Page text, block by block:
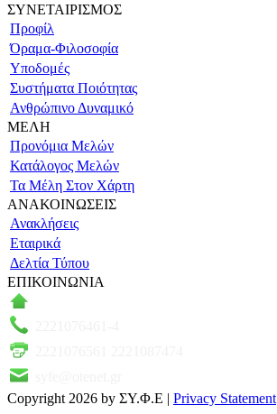
ΣΥΝΕΤΑΙΡΙΣΜΟΣ
Προφίλ
Όραμα-Φιλοσοφία
Υποδομές
Συστήματα Ποιότητας
Ανθρώπινο Δυναμικό
ΜΕΛΗ
Προνόμια Μελών
Κατάλογος Μελών
Τα Μέλη Στον Χάρτη
ΑΝΑΚΟΙΝΩΣΕΙΣ
Ανακλήσεις
Εταιρικά
Δελτία Τύπου
ΕΠΙΚΟΙΝΩΝΙΑ
Copyright 2026 by ΣΥ.Φ.Ε | Privacy Statement